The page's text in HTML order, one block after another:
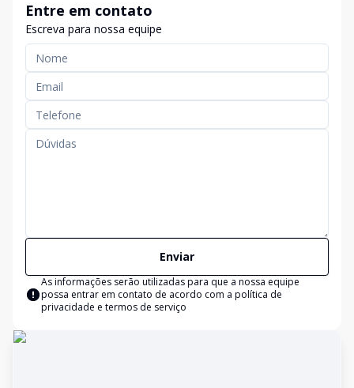
Entre em contato
Escreva para nossa equipe
Enviar
As informações serão utilizadas para que a nossa equipe
possa entrar em contato de acordo com a política de
privacidade e termos de serviço